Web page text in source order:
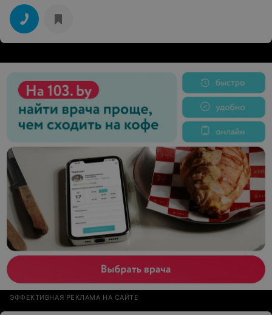
этого салона,к сожалению ни один не справился со
своей работой.Покрытие отваливается либо сразу по
приезду домой, спустя день ,через 6 дней(6
ногтей).Сначала относилась с пониманием,но сейчас
испытываю раздражение . Будьте готовы к тому , что
паспортных данных (серия,номер). На предложение
показать паспорт для подтверждения личности
получаешь - отказ. Есть и другие возможности
доказать ,что услуги были оказаны в этом салоне:
здесь делают фото ногтей до и после, запись была
онлайн , сообщение о подтверждении и звонок от
администратора, а также выписка с банка либо скрин
об оплате.Пришлось просить книгу жалоб и
предложений, оставлять определенные данные с
паспорта отказалась, потому ,что не считаю это
законным для салона.Связались со мной в неудобное
для меня время, но руководству было без разницы ,что
я за рулем.
ЭФФЕКТИВНАЯ РЕКЛАМА НА САЙТЕ